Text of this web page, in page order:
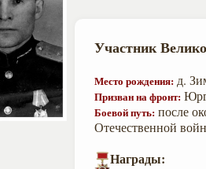
Участник
Место рождения: д.
Призван на фронт:
Боевой путь: после
Отечественной
Награды: